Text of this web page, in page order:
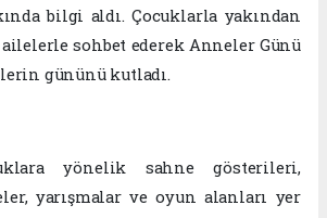
bilgi aldı. Çocuklarla yakından
sohbet ederek Anneler Günü
gününü kutladı.
yönelik sahne gösterileri,
yarışmalar ve oyun alanları yer